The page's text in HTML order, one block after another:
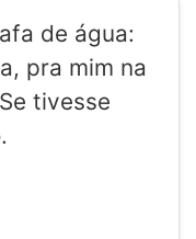
de água:
pra mim na
tivesse